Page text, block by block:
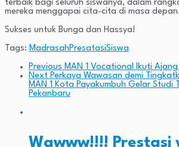
terbaik bagi seluruh siswanya, dalam
mereka menggapai cita-cita di masa
Sukses untuk Bunga dan Hassya!
Tags: Madrasah PresatasiSiswa
Previous MAN 1 Vocational Ikuti
Next Perkaya Wawasan demi
MAN 1 Kota Payakumbuh Gelar Studi
Pekanbaru
Wawww!!!! Prestasi